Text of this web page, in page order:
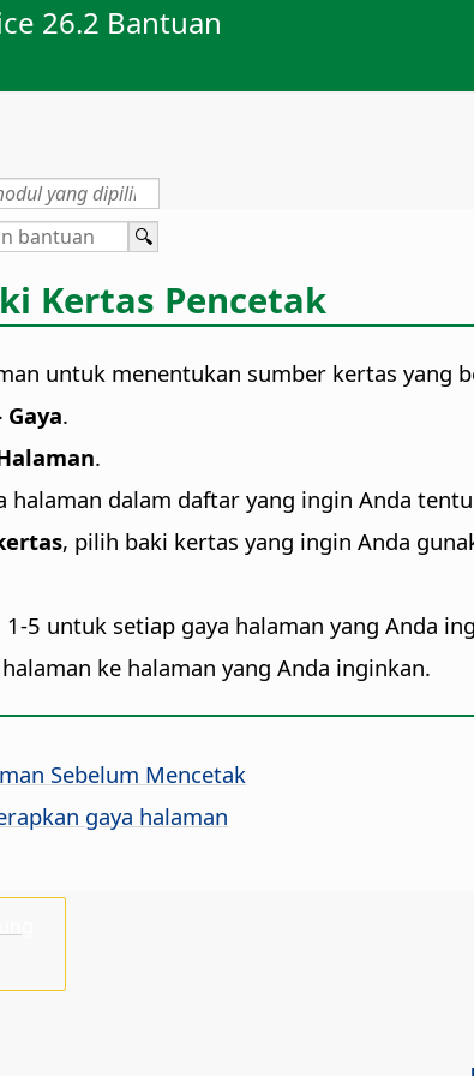
26.2 Bantuan
Kertas Pencetak
untuk menentukan sumber kertas yang
.
.
halaman dalam daftar yang ingin Anda
, pilih baki kertas yang ingin Anda
5 untuk setiap gaya halaman yang Anda
ke halaman yang Anda inginkan.
Sebelum Mencetak
gaya halaman